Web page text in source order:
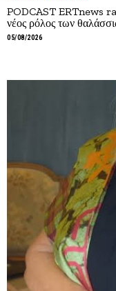
PODCAST ERTnews
νέος ρόλος των
05/08/2026